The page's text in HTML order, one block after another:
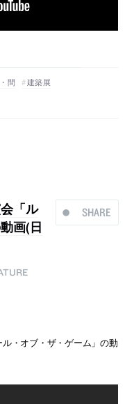
間 建築展
SHARE
「ル
画(日
・オブ・ザ・ゲーム」の動